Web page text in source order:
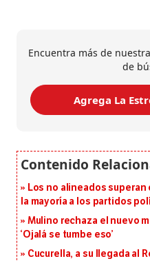
Encuentra más de
de
Agrega La
Los no alineados superan
la mayoría a los partidos
Mulino rechaza el nuevo
‘Ojalá se tumbe eso’
Cucurella, a su llegada al